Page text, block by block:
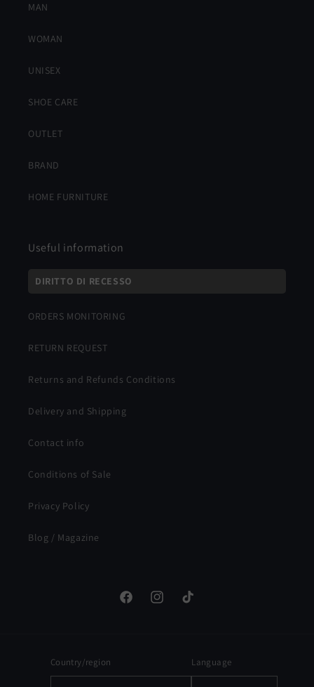
MAN
WOMAN
UNISEX
SHOE CARE
OUTLET
BRAND
HOME FURNITURE
Useful information
DIRITTO DI RECESSO
ORDERS MONITORING
RETURN REQUEST
Returns and Refunds Conditions
Delivery and Shipping
Contact info
Conditions of Sale
Privacy Policy
Blog / Magazine
FacebookInstagramTikTok
Country/region Language